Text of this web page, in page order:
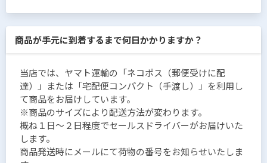
商品が手元に到着するまで何日かかりますか？
当店では、ヤマト運輸の「ネコポス（郵便受けに配
達）」または「宅配便コンパクト（手渡し）」を利用し
て商品をお届けしています。
※商品のサイズにより配送方法が変わります。
概ね１日〜２日程度でセールスドライバーがお届けいた
します。
商品発送時にメールにて荷物の番号をお知らせいたしま